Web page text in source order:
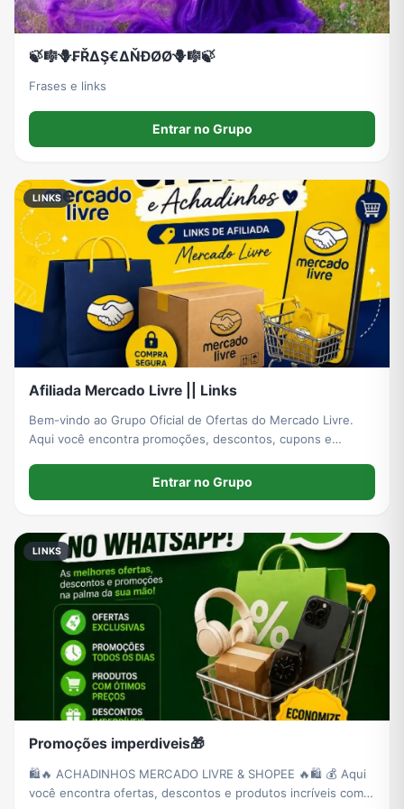
🍃🎼🪻₣ŘΔŞ€ΔŇĐØØ🪻🎼🍃
Frases e links
Entrar no Grupo
LINKS
Afiliada Mercado Livre || Links
Bem-vindo ao Grupo Oficial de Ofertas do Mercado Livre.
Aqui você encontra promoções, descontos, cupons e
Nosso objetivo é ajudar você a economizar em todas as
compras.
Entrar no Grupo
LINKS
Promoções imperdiveis🎁
🛍️🔥 ACHADINHOS MERCADO LIVRE & SHOPEE 🔥🛍️ 💰 Aqui
você encontra ofertas, descontos e produtos incríveis com